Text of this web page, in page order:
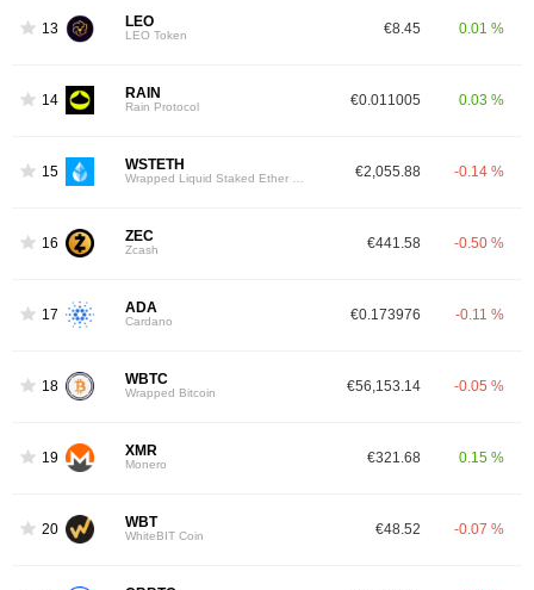
13 LEO
LEO Token €8.45 0.01 %
14 RAIN
Rain Protocol €0.011005 0.03 %
15 WSTETH €2,055.88 -0.14 %
16 ZEC
Zcash €441.58 -0.50 %
17 ADA
Cardano €0.173976 -0.11 %
18 WBTC
Wrapped Bitcoin €56,153.14 -0.05 %
19 XMR
Monero €321.68 0.15 %
20 WBT
WhiteBIT Coin €48.52 -0.07 %